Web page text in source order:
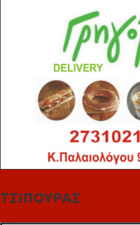
ΤΣΙΠΟΥΡΑΣ